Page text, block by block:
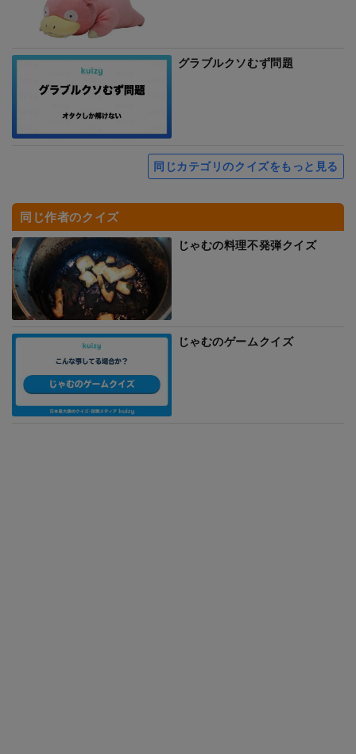
グラブルクソむず問題
同じカテゴリのクイズをもっと見る
同じ作者のクイズ
じゃむの料理不発弾クイズ
じゃむのゲームクイズ